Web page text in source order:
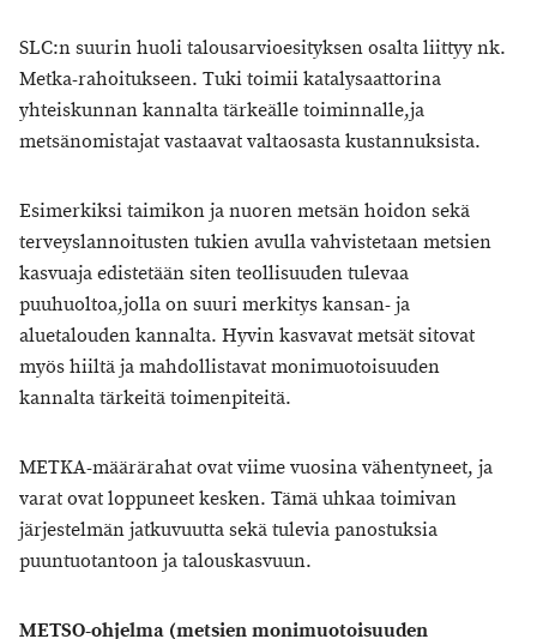
SLC:n suurin huoli talousarvioesityksen osalta liittyy nk.
Metka-rahoitukseen. Tuki toimii katalysaattorina
yhteiskunnan kannalta tärkeälle toiminnalle,ja
metsänomistajat vastaavat valtaosasta kustannuksista.
Esimerkiksi taimikon ja nuoren metsän hoidon sekä
terveyslannoitusten tukien avulla vahvistetaan metsien
kasvuaja edistetään siten teollisuuden tulevaa
puuhuoltoa,jolla on suuri merkitys kansan- ja
aluetalouden kannalta. Hyvin kasvavat metsät sitovat
myös hiiltä ja mahdollistavat monimuotoisuuden
kannalta tärkeitä toimenpiteitä.
METKA-määrärahat ovat viime vuosina vähentyneet, ja
varat ovat loppuneet kesken. Tämä uhkaa toimivan
järjestelmän jatkuvuutta sekä tulevia panostuksia
puuntuotantoon ja talouskasvuun.
METSO-ohjelma (metsien monimuotoisuuden